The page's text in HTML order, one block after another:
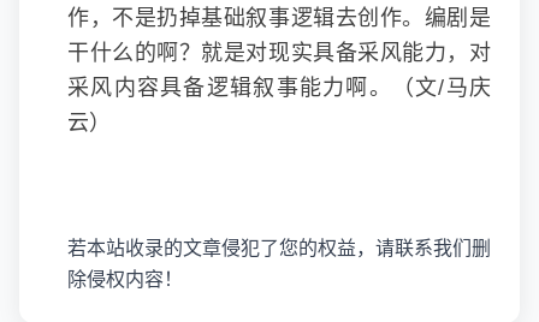
作，不是扔掉基础叙事逻辑去创作。编剧是
干什么的啊？就是对现实具备采风能力，对
采风内容具备逻辑叙事能力啊。（文/马庆
云）
若本站收录的文章侵犯了您的权益，请联系我们删
除侵权内容！